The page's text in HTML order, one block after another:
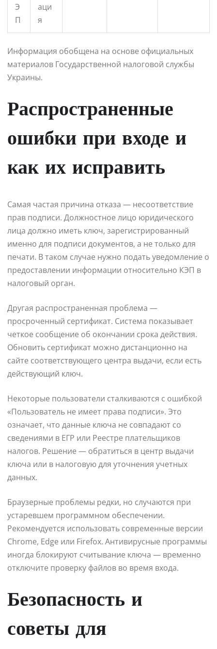
Э
П
аци
я
Информация обобщена на основе официальных
материалов Государственной налоговой службы
Украины.
Распространенные
ошибки при входе и
как их исправить
Самая частая причина отказа — несоответствие
прав подписи. Должностное лицо юридического
лица должно иметь ключ, зарегистрированный
именно для подписи документов, а не только для
печати. В таком случае нужно подать уведомление о
предоставлении информации относительно КЭП в
налоговый орган.
Другая распространенная проблема —
просроченный сертификат. Система показывает
четкое сообщение об окончании срока действия.
Обновить сертификат можно дистанционно на
сайте соответствующего центра выдачи, если есть
действующий ключ.
Некоторые пользователи сталкиваются с ошибкой
«Пользователь не имеет права подписи». Это
означает, что данные ключа не совпадают со
сведениями в ЕГР или Реестре плательщиков
налогов. Решение — обратиться в центр выдачи
ключа или в налоговую для уточнения учетных
данных.
Браузерные проблемы редки, но случаются при
устаревшем программном обеспечении.
Рекомендуется использовать современные версии
Chrome, Edge или Firefox. Антивирусные программы
иногда блокируют считывание ключа — временно
отключите проверку файлов во время входа.
Безопасность и
советы для